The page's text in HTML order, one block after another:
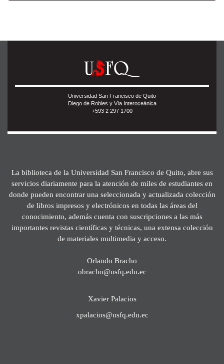
Universidad San Francisco de Quito
Diego de Robles y Vía Interoceánica
+593 2 297 1700
La biblioteca de la Universidad San Francisco de Quito, abre sus
servicios diariamente para la atención de miles de estudiantes en
donde pueden encontrar una seleccionada y actualizada colección
de libros impresos y electrónicos en todas las áreas del
conocimiento, además cuenta con suscripciones a las más
importantes revistas científicas y técnicas, una extensa colección
de materiales multimedia y acceso.
Orlando Bracho
obracho@usfq.edu.ec
Xavier Palacios
xpalacios@usfq.edu.ec